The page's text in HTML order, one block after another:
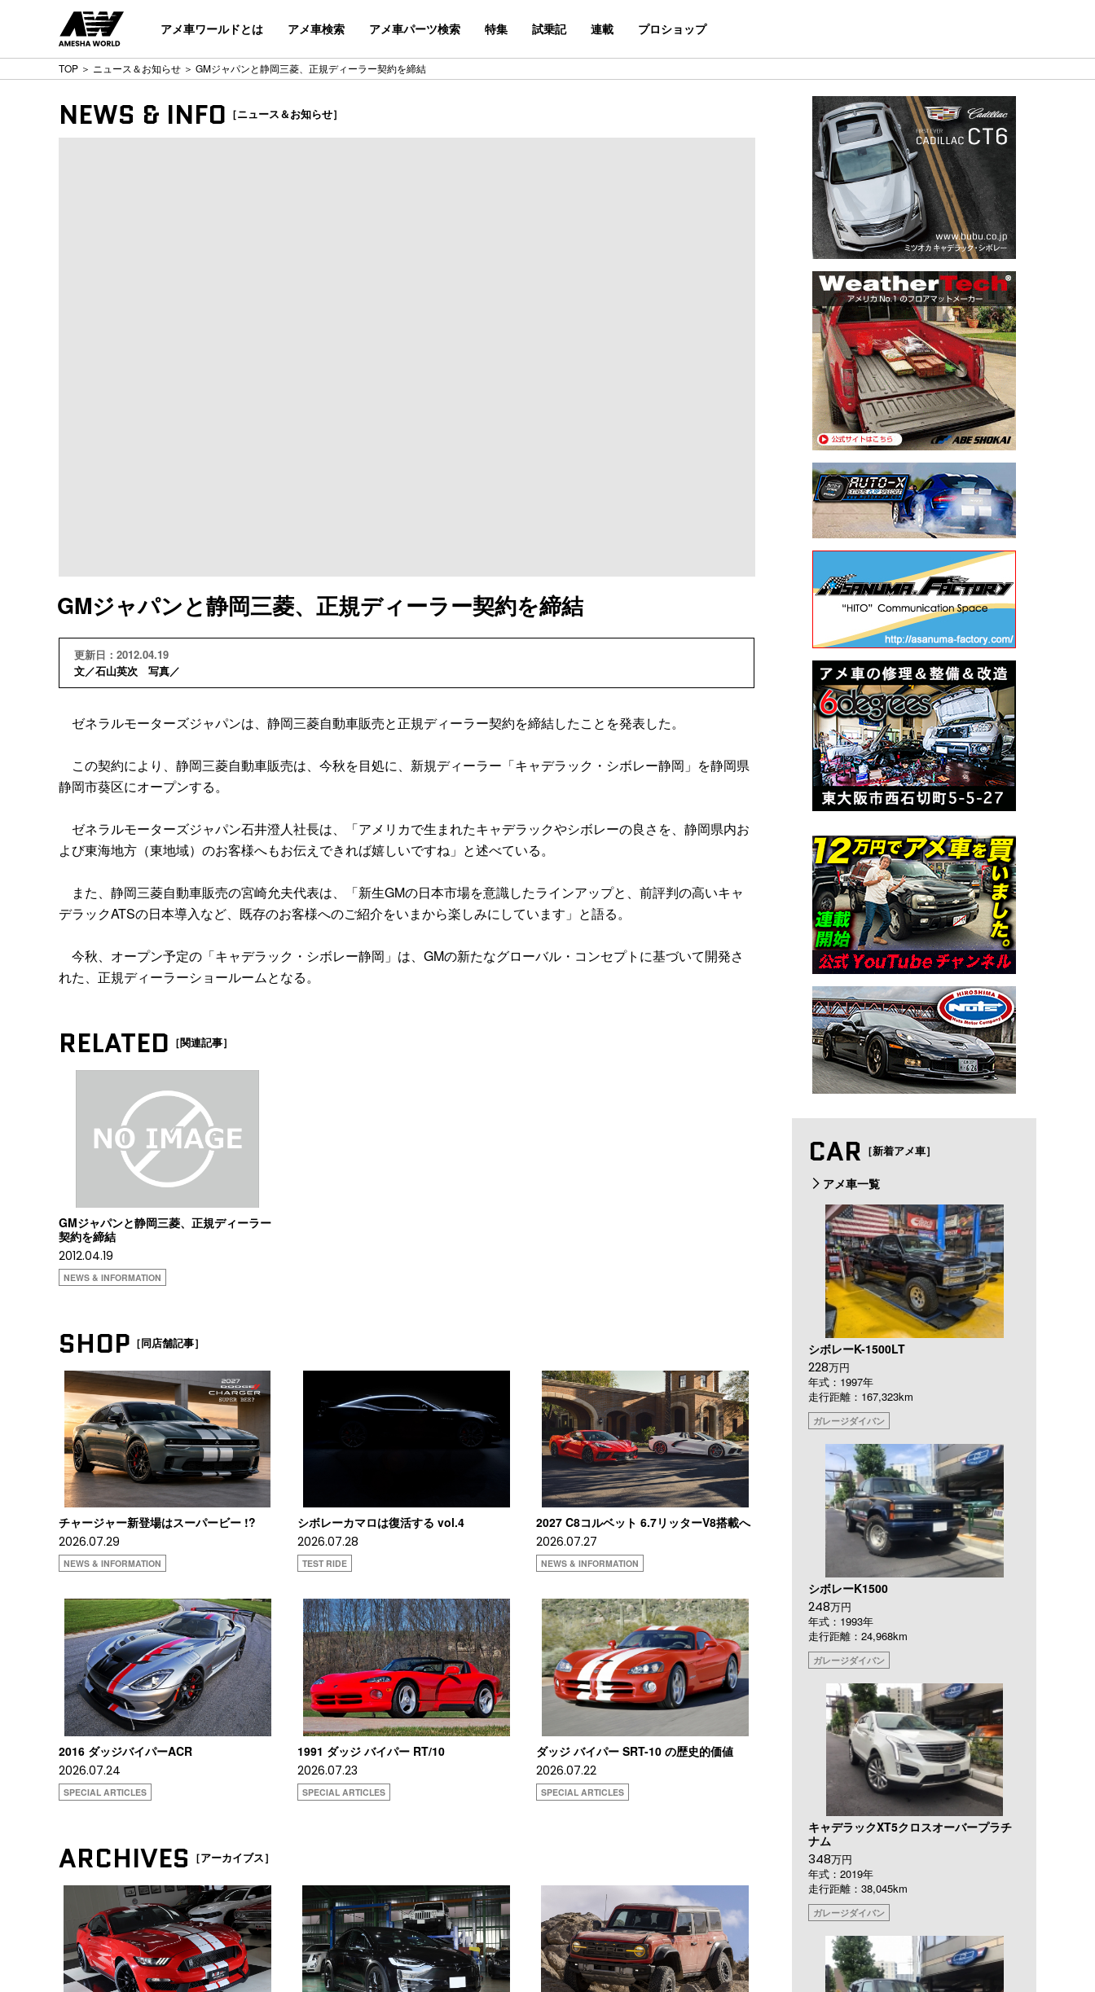
アメ車ワールドとは アメ車検索 アメ車パーツ検索 特集 試乗記 連載 プロショップ
TOP ＞ ニュース＆お知らせ ＞ GMジャパンと静岡三菱、正規ディーラー契約を締結
NEWS & INFO ［ニュース＆お知らせ］
GMジャパンと静岡三菱、正規ディーラー契約を締結
更新日：2012.04.19
文／石山英次 写真／
ゼネラルモーターズジャパンは、静岡三菱自動車販売と正規ディーラー契約を締結したことを発表した。
この契約により、静岡三菱自動車販売は、今秋を目処に、新規ディーラー「キャデラック・シボレー静岡」を静岡県
静岡市葵区にオープンする。
ゼネラルモーターズジャパン石井澄人社長は、「アメリカで生まれたキャデラックやシボレーの良さを、静岡県内お
よび東海地方（東地域）のお客様へもお伝えできれば嬉しいですね」と述べている。
また、静岡三菱自動車販売の宮崎允夫代表は、「新生GMの日本市場を意識したラインアップと、前評判の高いキャ
デラックATSの日本導入など、既存のお客様へのご紹介をいまから楽しみにしています」と語る。
今秋、オープン予定の「キャデラック・シボレー静岡」は、GMの新たなグローバル・コンセプトに基づいて開発さ
れた、正規ディーラーショールームとなる。
RELATED ［関連記事］
GMジャパンと静岡三菱、正規ディーラー
契約を締結
2012.04.19
NEWS & INFORMATION
SHOP ［同店舗記事］
チャージャー新登場はスーパービー !?
2026.07.29
NEWS & INFORMATION
シボレーカマロは復活する vol.4
2026.07.28
TEST RIDE
2027 C8コルベット 6.7リッターV8搭載へ
2026.07.27
NEWS & INFORMATION
2016 ダッジバイパーACR
2026.07.24
SPECIAL ARTICLES
1991 ダッジ バイパー RT/10
2026.07.23
SPECIAL ARTICLES
ダッジ バイパー SRT-10 の歴史的価値
2026.07.22
SPECIAL ARTICLES
ARCHIVES ［アーカイブス］
CAR ［新着アメ車］
アメ車一覧
シボレーK-1500LT
228万円
年式：1997年
走行距離：167,323km
ガレージダイバン
シボレーK1500
248万円
年式：1993年
走行距離：24,968km
ガレージダイバン
キャデラックXT5クロスオーバープラチ
ナム
348万円
年式：2019年
走行距離：38,045km
ガレージダイバン